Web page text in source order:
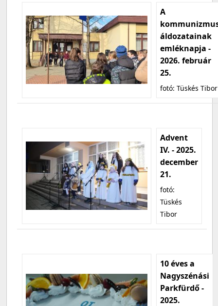
A
áldozatainak
emléknapja -
2026. február
25.
fotó: Tüskés Tibor
Advent
IV. - 2025.
december
21.
fotó:
Tüskés
Tibor
10 éves a
Nagyszénási
Parkfürdő -
2025.